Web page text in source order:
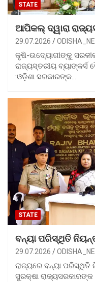
STATE
ଆପିକଲ୍ ଦ୍ୱାରା
29.07.2026
କୃଷି-ଉଦ୍ୟୋଗୀଙ୍କୁ
ରାଜ୍ୟସ୍ତରୀୟ
:ଓଡ଼ିଶା ସରକାରଙ୍କ…
STATE
ବନ୍ୟା ପରିସ୍ଥିତି
29.07.2026
ରାଜ୍ୟରେ ବନ୍ୟା ପରିସ୍ଥିତି
ସୁରକ୍ଷା